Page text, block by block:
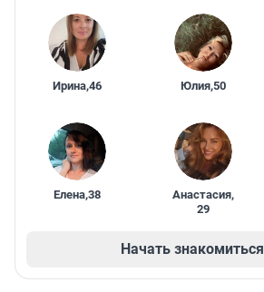
Ирина,46 Юлия,50
Елена,38 Анастасия,
29
Начать знакомиться